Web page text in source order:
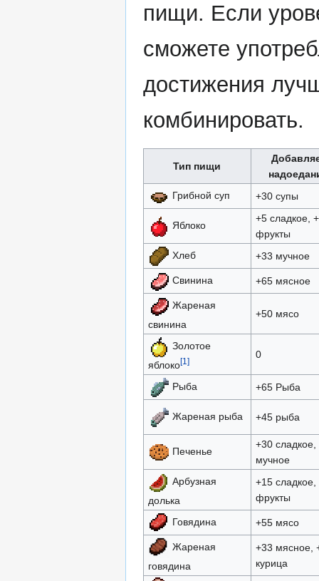
пищи. Если
сможете
достижения
комбинировать.
Тип пищи
Грибной суп
+30 супы
Яблоко
+5 сладкое,
фрукты
Хлеб
+33 мучное
Свинина +65 мясное
Жареная
свинина
+50 мясо
Золотое
яблоко[1]
0
Рыба +65 Рыба
Жареная рыба +45 рыба
Печенье
+30 сладкое,
мучное
Арбузная
долька
+15 сладкое,
фрукты
Говядина +55 мясо
Жареная
говядина
+33 мясное,
курица